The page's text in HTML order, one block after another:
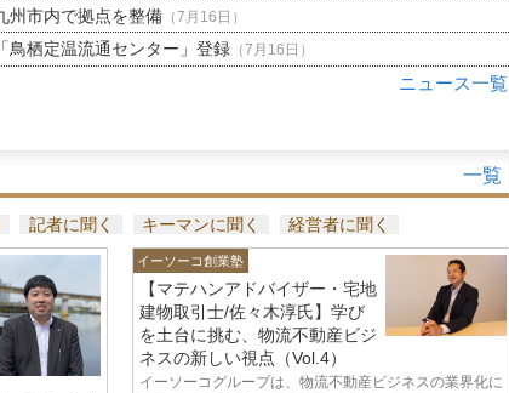
州市内で拠点を整備（7月16日）
栖定温流通センター」登録（7月16日）
ニュース一覧
一覧
記者に聞く キーマンに聞く 経営者に聞く
イーソーコ創業塾
【マテハンアドバイザー・宅地
建物取引士/佐々木淳氏】学び
を土台に挑む、物流不動産ビジ
ネスの新しい視点（Vol.4）
イーソーコグループは、物流不動産ビジネスの業界化に